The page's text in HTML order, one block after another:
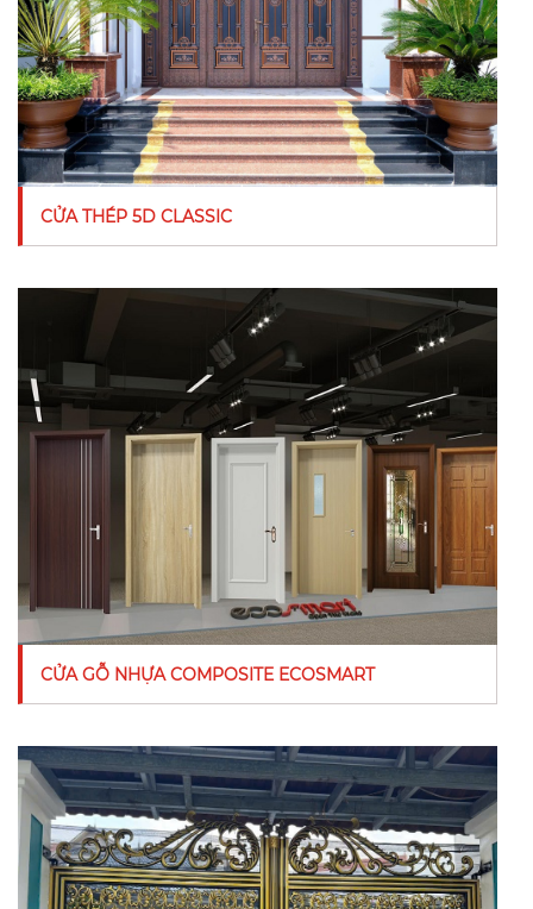
CỬA THÉP 5D CLASSIC
CỬA GỖ NHỰA COMPOSITE ECOSMART